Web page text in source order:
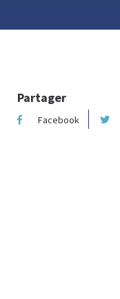
Partager
Facebook